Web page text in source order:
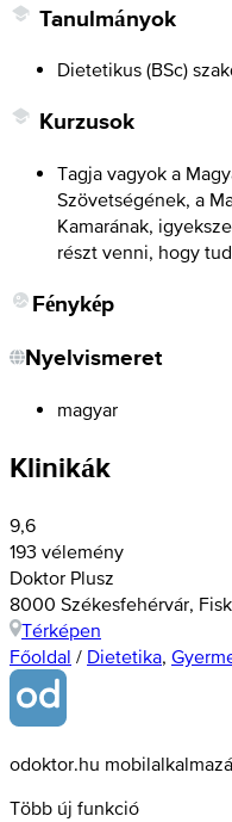
Tanulmányok
Dietetikus (BSc)
Kurzusok
Tagja vagyok a
Szövetségének, a
Kamarának,
részt venni, hogy
Fénykép
Nyelvismeret
magyar
Klinikák
9,6
193 vélemény
Doktor Plusz
8000 Székesfehérvár,
Térképen
Főoldal / Dietetika,
odoktor.hu
Több új funkció